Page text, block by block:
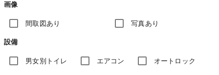
画像
間取図あり 写真あり
設備
男女別トイレ エアコン オートロック